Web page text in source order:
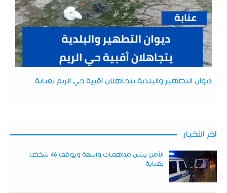
ديوان التطهير والبلدية يتجاهلان أقبية حي الريم بعنابة
آخر الأخبار
الأمن يشن مداهمات واسعة ويوقف 46 شخصا
بعنابة